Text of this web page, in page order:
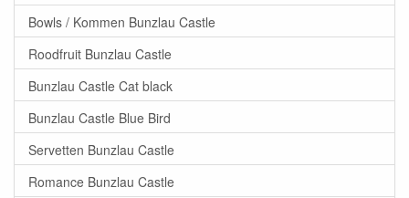
Bowls / Kommen Bunzlau Castle
Roodfruit Bunzlau Castle
Bunzlau Castle Cat black
Bunzlau Castle Blue Bird
Servetten Bunzlau Castle
Romance Bunzlau Castle